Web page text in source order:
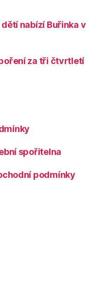
nabízí Buřinka v
za tři čtvrtletí
spořitelna
podmínky